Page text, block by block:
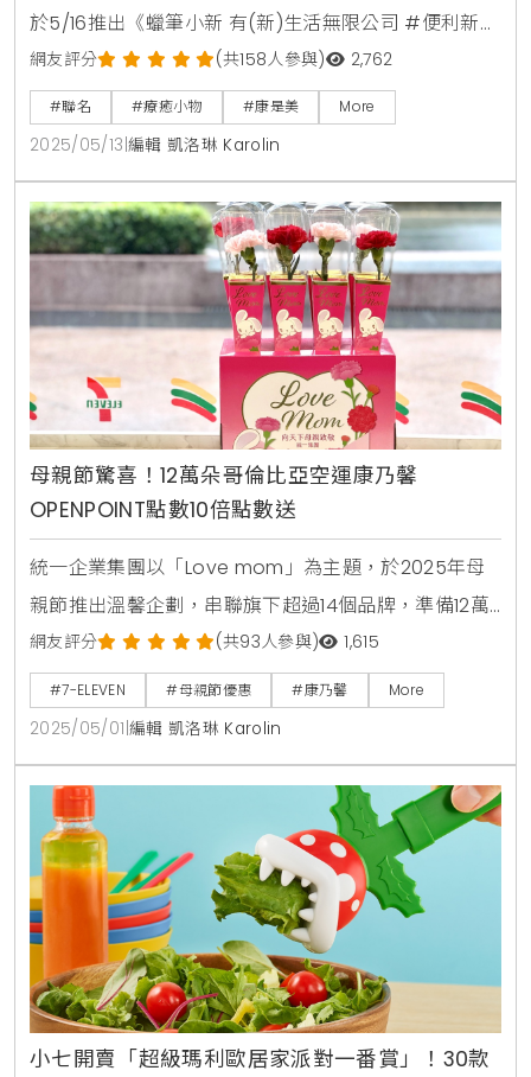
於5/16推出《蠟筆小新 有(新)生活無限公司 #便利新生
活》加價購活動第二波，14款超可愛新品從3C小物、通
勤神器到廚房好幫手，讓小新陪你上班下廚超有梗。5
月16日至6月19日，只要在康是美門市或eShop消費滿
388元，就能用149元到1,199元加購小新周邊，數量有
限賣完就沒有了，快來把小新的搗蛋魅力帶回家，開啟
充滿笑聲的每一天。3C萌物上桌：
網友評分 (共158人參與) 2,762
#聯名 #療癒小物 #康是美 More
2025/05/13 編輯 凱洛琳 Karolin
母親節驚喜！12萬朵哥倫比亞空運康乃馨
OPENPOINT點數10倍點數送
統一企業集團以「Love mom」為主題，於2025年母
親節推出溫馨企劃，串聯旗下超過14個品牌，準備12萬
朵哥倫比亞空運康乃馨，透過全台近萬個實體通路，將
愛與感謝傳遞給每位母親。這項活動不僅延續去年10萬
朵康乃馨完售的熱潮，更結合創意包裝與多重優惠，邀
請消費者用一朵花、一句話，讓媽媽的笑容如花般綻
放。從5月5日起，7-ELEVEN、康是美、統一時代百貨
等通路將陸續展開活動，打造一場充滿溫暖的母親
網友評分 (共93人參與) 1,615
#7-ELEVEN #母親節優惠 #康乃馨 More
2025/05/01 編輯 凱洛琳 Karolin
小七開賣「超級瑪利歐居家派對一番賞」！30款